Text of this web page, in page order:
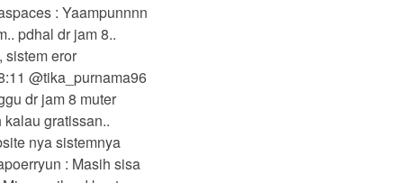
: Yaampunnnn
pdhal dr jam 8..
sistem eror
@tika_purnama96
dr jam 8 muter
gratissan..
nya sistemnya
: Masih sisa